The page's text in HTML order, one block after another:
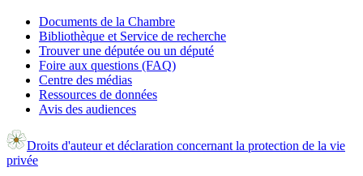
Documents de la Chambre
Bibliothèque et Service de recherche
Trouver une députée ou un député
Foire aux questions (FAQ)
Centre des médias
Ressources de données
Avis des audiences
Droits d'auteur et déclaration concernant la protection de la vie
privée